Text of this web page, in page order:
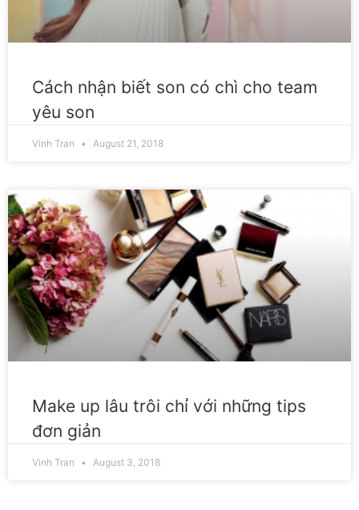
Cách nhận biết son có chì cho team
yêu son
Vinh Tran August 21, 2018
TRANG ĐIỂM
Make up lâu trôi chỉ với những tips
đơn giản
Vinh Tran August 3, 2018